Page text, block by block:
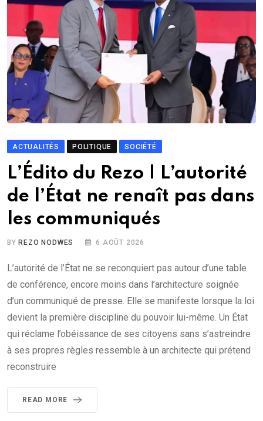
ACTUALITÉS POLITIQUE SOCIÉTÉ
L’Édito du Rezo | L’autorité
de l’État ne renaît pas dans
les communiqués
BYREZO NODWES 6 AOÛT 2026
L’autorité de l’État ne se reconquiert pas autour d’une table
de conférence, encore moins dans l’architecture soignée
d’un communiqué de presse. Elle se manifeste lorsque la loi
devient la première discipline du pouvoir lui-même. Un État
qui réclame l’obéissance de ses citoyens sans s’astreindre
à ses propres règles ressemble à un architecte qui prétend
reconstruire
READ MORE